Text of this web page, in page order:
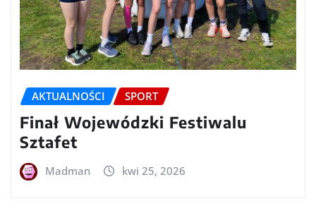
AKTUALNOŚCI SPORT
Finał Wojewódzki Festiwalu
Sztafet
Madman kwi 25, 2026